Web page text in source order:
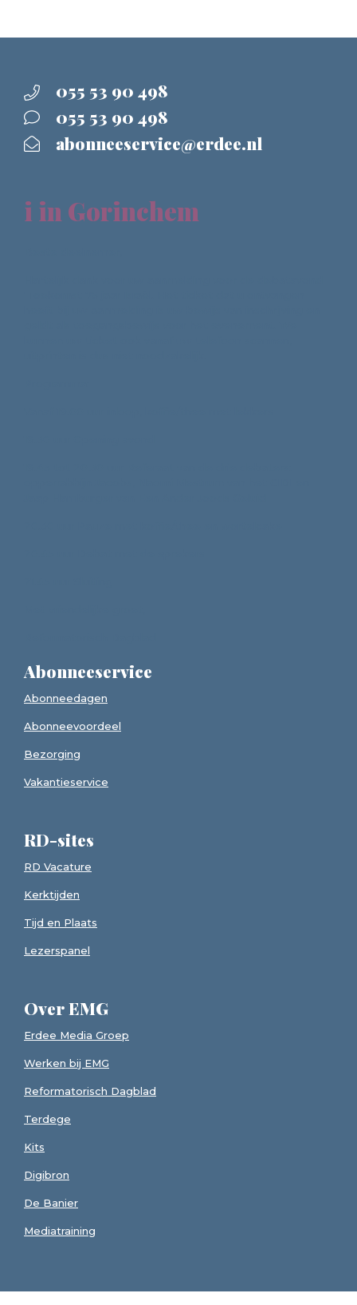
055 53 90 498
055 53 90 498
abonneeservice@erdee.nl
i in Gorinchem
Abonneeservice
Abonneedagen
Abonneevoordeel
Bezorging
Vakantieservice
RD-sites
RD Vacature
Kerktijden
Tijd en Plaats
Lezerspanel
Over EMG
Erdee Media Groep
Werken bij EMG
Reformatorisch Dagblad
Terdege
Kits
Digibron
De Banier
Mediatraining